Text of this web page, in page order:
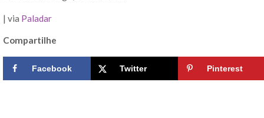
| via Paladar
Compartilhe
Facebook Twitter Pinterest